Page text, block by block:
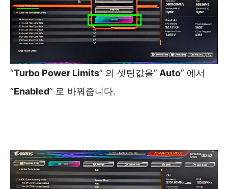
“Turbo Power Limits” 의 셋팅값을” Auto” 에서
“Enabled” 로 바꿔줍니다.